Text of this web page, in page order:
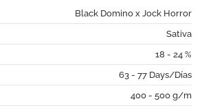
Black Domino x Jock Horror
Sativa
18 - 24 %
63 - 77 Days/Días
400 - 500 g/m